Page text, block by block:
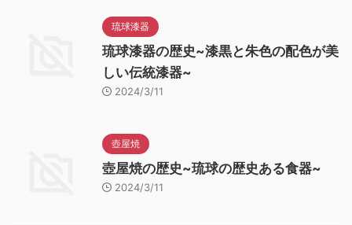
琉球漆器
琉球漆器の歴史~漆黒と朱色の配色が美
しい伝統漆器~
2024/3/11
壺屋焼
壺屋焼の歴史~琉球の歴史ある食器~
2024/3/11